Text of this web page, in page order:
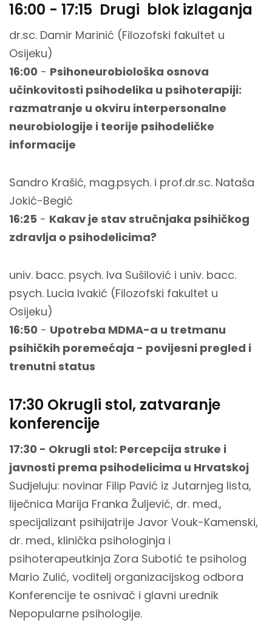
16:00 - 17:15 Drugi blok izlaganja
dr.sc. Damir Marinić (Filozofski fakultet u
Osijeku)
16:00 - Psihoneurobiološka osnova
učinkovitosti psihodelika u psihoterapiji:
razmatranje u okviru interpersonalne
neurobiologije i teorije psihodeličke
informacije
Sandro Krašić, mag.psych. i prof.dr.sc. Nataša
Jokić-Begić
16:25 - Kakav je stav stručnjaka psihičkog
zdravlja o psihodelicima?
univ. bacc. psych. Iva Sušilović i univ. bacc.
psych. Lucia Ivakić (Filozofski fakultet u
Osijeku)
16:50 - Upotreba MDMA-a u tretmanu
psihičkih poremećaja - povijesni pregled i
trenutni status
17:30 Okrugli stol, zatvaranje
konferencije
17:30 - Okrugli stol: Percepcija struke i
javnosti prema psihodelicima u Hrvatskoj
Sudjeluju: novinar Filip Pavić iz Jutarnjeg lista,
liječnica Marija Franka Žuljević, dr. med.,
specijalizant psihijatrije Javor Vouk-Kamenski,
dr. med., klinička psihologinja i
psihoterapeutkinja Zora Subotić te psiholog
Mario Zulić, voditelj organizacijskog odbora
Konferencije te osnivač i glavni urednik
Nepopularne psihologije.